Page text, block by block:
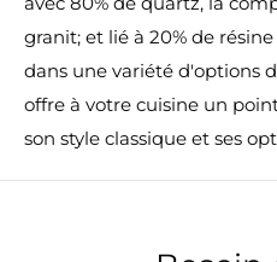
granit; et lié à 20% de
dans une variété d'options
offre à votre cuisine un
son style classique et ses